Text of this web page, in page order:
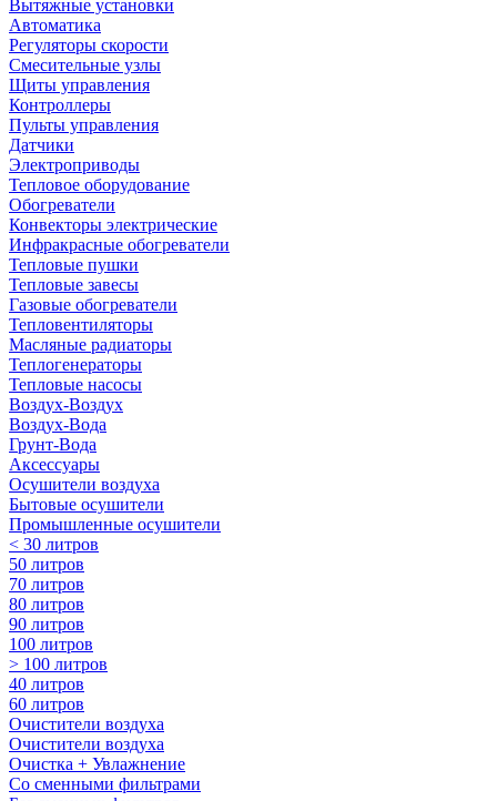
Вытяжные установки
Автоматика
Регуляторы скорости
Смесительные узлы
Щиты управления
Контроллеры
Пульты управления
Датчики
Электроприводы
Тепловое оборудование
Обогреватели
Конвекторы электрические
Инфракрасные обогреватели
Тепловые пушки
Тепловые завесы
Газовые обогреватели
Тепловентиляторы
Масляные радиаторы
Теплогенераторы
Тепловые насосы
Воздух-Воздух
Воздух-Вода
Грунт-Вода
Аксессуары
Осушители воздуха
Бытовые осушители
Промышленные осушители
< 30 литров
50 литров
70 литров
80 литров
90 литров
100 литров
> 100 литров
40 литров
60 литров
Очистители воздуха
Очистители воздуха
Очистка + Увлажнение
Cо сменными фильтрами